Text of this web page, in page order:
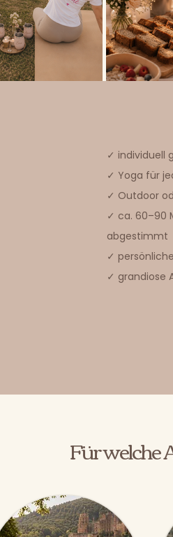
✓ individuell
✓ Yoga für
✓ Outdoor
✓ ca. 60–90
abgestimmt
✓
✓ grandiose
Für welche